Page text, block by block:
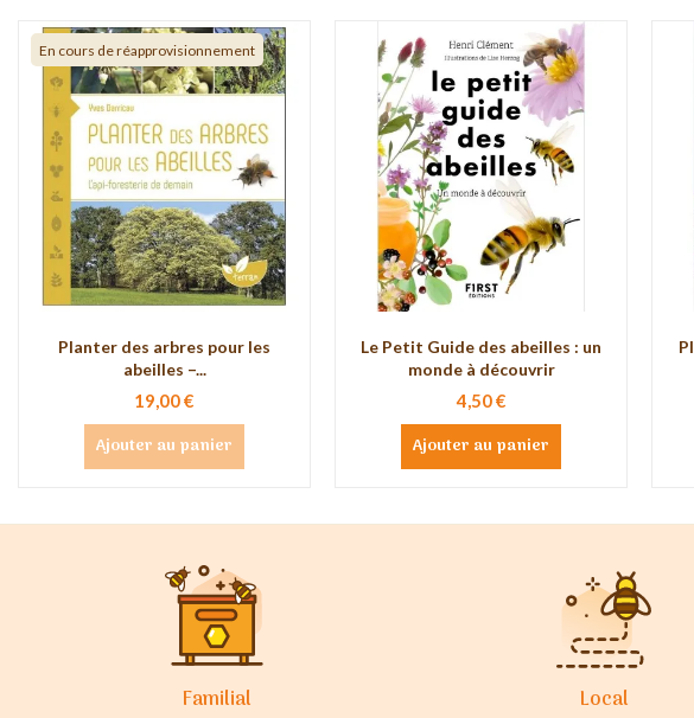
En cours de réapprovisionnement
Planter des arbres pour les
abeilles –...
19,00 €
Ajouter au panier
Le Petit Guide des abeilles : un
monde à découvrir
4,50 €
Ajouter au panier
Familial Local